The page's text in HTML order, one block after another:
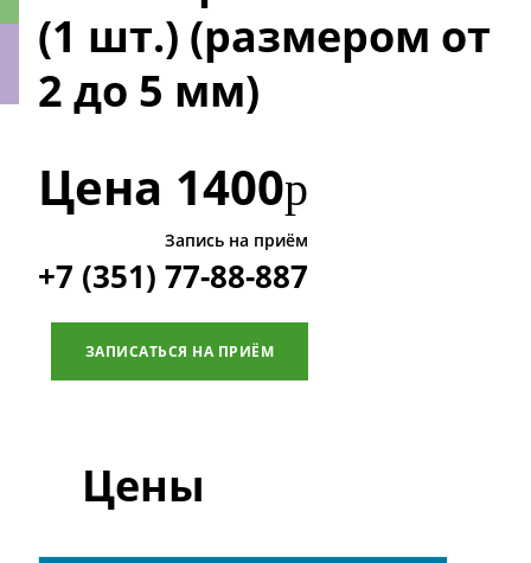
(1 шт.) (размером от
2 до 5 мм)
Цена 1400р
Запись на приём
+7 (351) 77-88-887
ЗАПИСАТЬСЯ НА ПРИЁМ
Цены